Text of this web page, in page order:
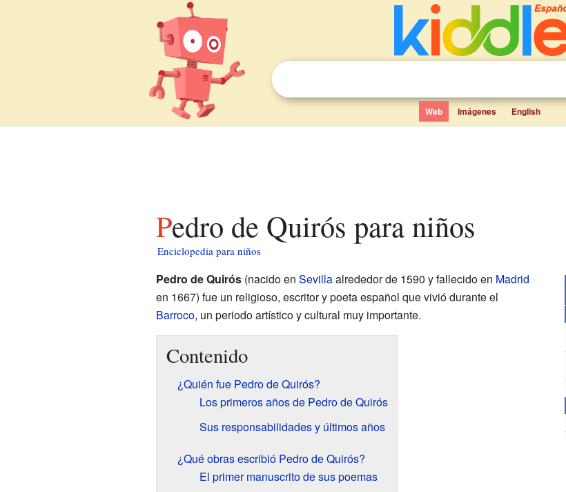
Web Imágenes English
Pedro de Quirós para niños
Enciclopedia para niños
Pedro de Quirós(nacido en Sevillaalrededor de 1590 y fallecido en Madrid
en 1667) fue un religioso, escritor y poeta español que vivió durante el
Barroco, un periodo artístico y cultural muy importante.
Contenido
¿Quién fue Pedro de Quirós?
Los primeros años de Pedro de Quirós
Sus responsabilidades y últimos años
¿Qué obras escribió Pedro de Quirós?
El primer manuscrito de sus poemas